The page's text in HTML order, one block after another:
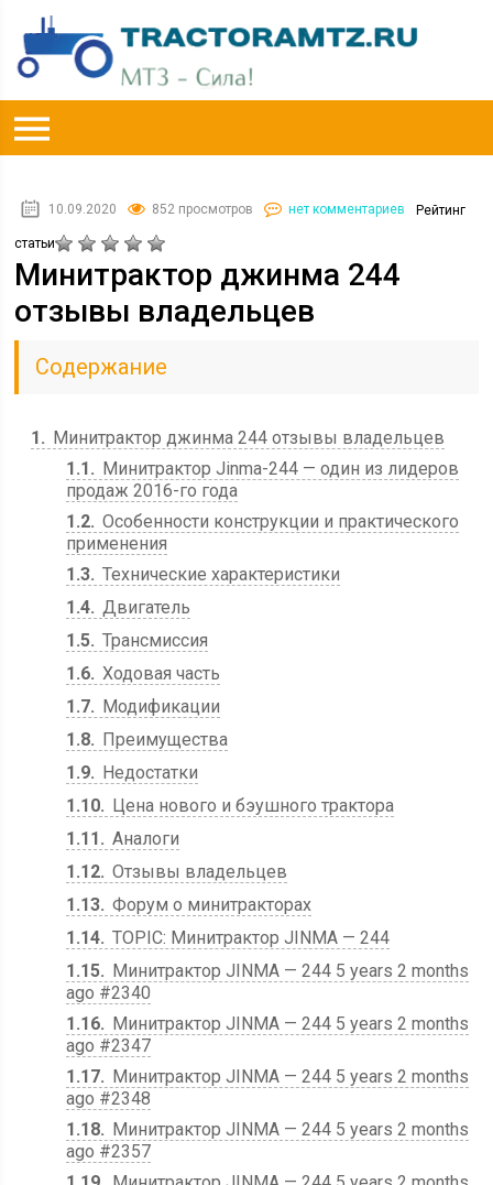
10.09.2020 852 просмотров нет комментариев Рейтинг
статьи
Минитрактор джинма 244
отзывы владельцев
Содержание
1
Минитрактор джинма 244 отзывы владельцев
1.1
Минитрактор Jinma-244 — один из лидеров
продаж 2016-го года
1.2 Особенности конструкции и практического
применения
1.3 Технические характеристики
1.4 Двигатель
1.5 Трансмиссия
1.6 Ходовая часть
1.7
Модификации
1.8
Преимущества
1.9
Недостатки
1.10
Цена нового и бэушного трактора
1.11
Аналоги
1.12 Отзывы владельцев
1.13 Форум о минитракторах
1.14 TOPIC: Минитрактор JINMA — 244
1.15
Минитрактор JINMA — 244 5 years 2 months
ago #2340
1.16
Минитрактор JINMA — 244 5 years 2 months
ago #2347
1.17
Минитрактор JINMA — 244 5 years 2 months
ago #2348
1.18
Минитрактор JINMA — 244 5 years 2 months
ago #2357